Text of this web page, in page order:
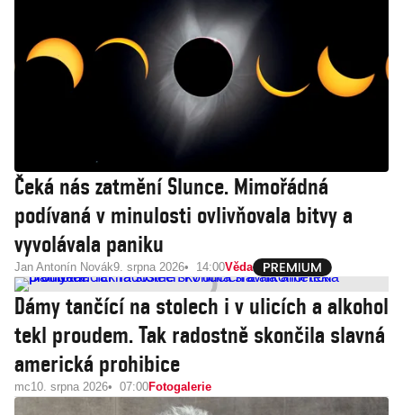
Čeká nás zatmění Slunce. Mimořádná
podívaná v minulosti ovlivňovala bitvy a
vyvolávala paniku
Jan Antonín Novák9. srpna 2026 14:00Věda
Dámy tančící na stolech i v ulicích a alkohol
tekl proudem. Tak radostně skončila slavná
americká prohibice
mc10. srpna 2026 07:00Fotogalerie